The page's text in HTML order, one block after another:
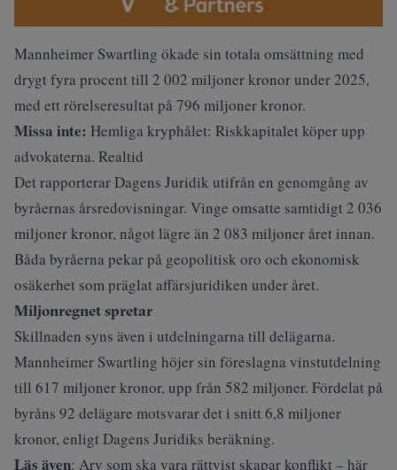
Mannheimer Swartling ökade sin totala omsättning med
drygt fyra procent till 2 002 miljoner kronor under 2025,
med ett rörelseresultat på 796 miljoner kronor.
Missa inte: Hemliga kryphålet: Riskkapitalet köper upp
advokaterna. Realtid
Det rapporterar Dagens Juridik utifrån en genomgång av
byråernas årsredovisningar. Vinge omsatte samtidigt 2 036
miljoner kronor, något lägre än 2 083 miljoner året innan.
Båda byråerna pekar på geopolitisk oro och ekonomisk
osäkerhet som präglat affärsjuridiken under året.
Miljonregnet spretar
Skillnaden syns även i utdelningarna till delägarna.
Mannheimer Swartling höjer sin föreslagna vinstutdelning
till 617 miljoner kronor, upp från 582 miljoner. Fördelat på
byråns 92 delägare motsvarar det i snitt 6,8 miljoner
kronor, enligt Dagens Juridiks beräkning.
Läs även: Arv som ska vara rättvist skapar konflikt – här